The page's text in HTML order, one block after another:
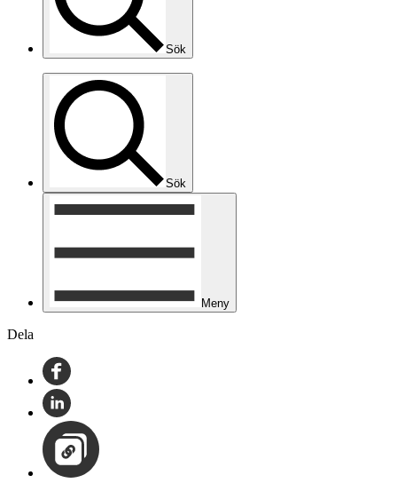
Sök
Sök
Meny
Dela